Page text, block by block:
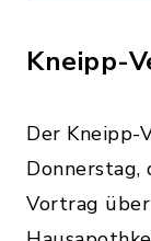
Kneipp-
Der Kneipp-
Vortrag